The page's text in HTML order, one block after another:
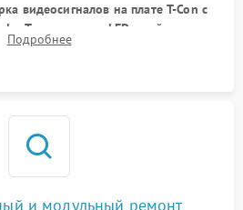
видеосигналов на плате T-Con с
Тестирование LED-драйвера и
подсветки мультиметром.
Подробнее
и модульный ремонт